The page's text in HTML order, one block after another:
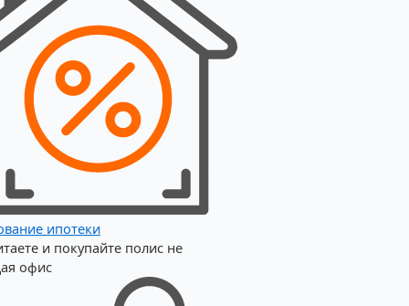
ипотеки
и покупайте полис не
офис